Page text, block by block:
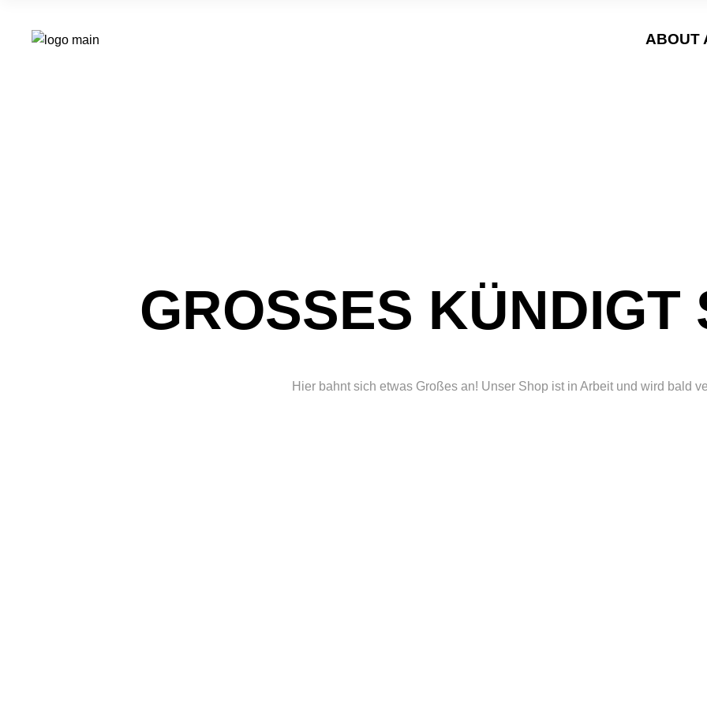
ABOUT
GROSSES KÜNDIGT
Hier bahnt sich etwas Großes an! Unser Shop ist in Arbeit und wird bald